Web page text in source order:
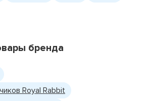
бренда
Royal Rabbit